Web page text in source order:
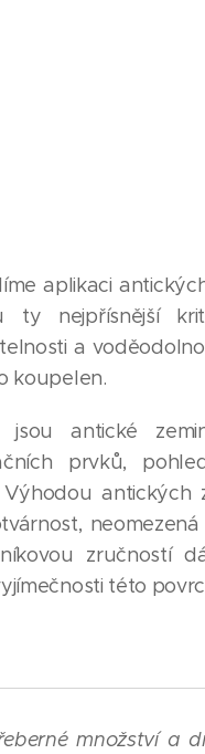
aplikaci
ty nejpřísnější
a
koupelen.
jsou antické
prvků,
antických
zručností
této
množství a